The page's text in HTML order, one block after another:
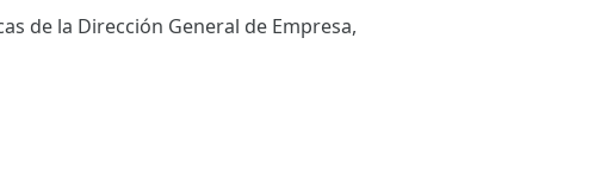
de la Dirección General de Empresa,